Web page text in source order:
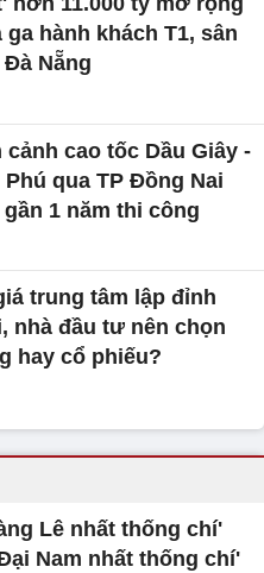
ga hành khách T1, sân
Đà Nẵng
cảnh cao tốc Dầu Giây -
Phú qua TP Đồng Nai
gần 1 năm thi công
trung tâm lập đỉnh
nhà đầu tư nên chọn
hay cổ phiếu?
Lê nhất thống chí'
Nam nhất thống chí'